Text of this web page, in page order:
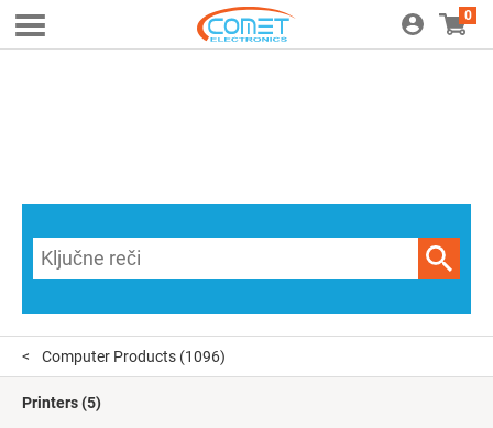
0
Computer Products (1096)
Printers(5)